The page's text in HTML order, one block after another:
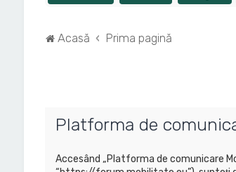
Acasă Prima pagină
Platforma de
Accesând „Platforma de comunicare